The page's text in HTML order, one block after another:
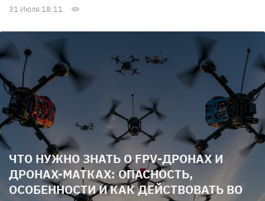
31 Июля 18:11
ЧТО НУЖНО ЗНАТЬ О FPV-ДРОНАХ И
ДРОНАХ-МАТКАХ: ОПАСНОСТЬ,
ОСОБЕННОСТИ И КАК ДЕЙСТВОВАТЬ ВО